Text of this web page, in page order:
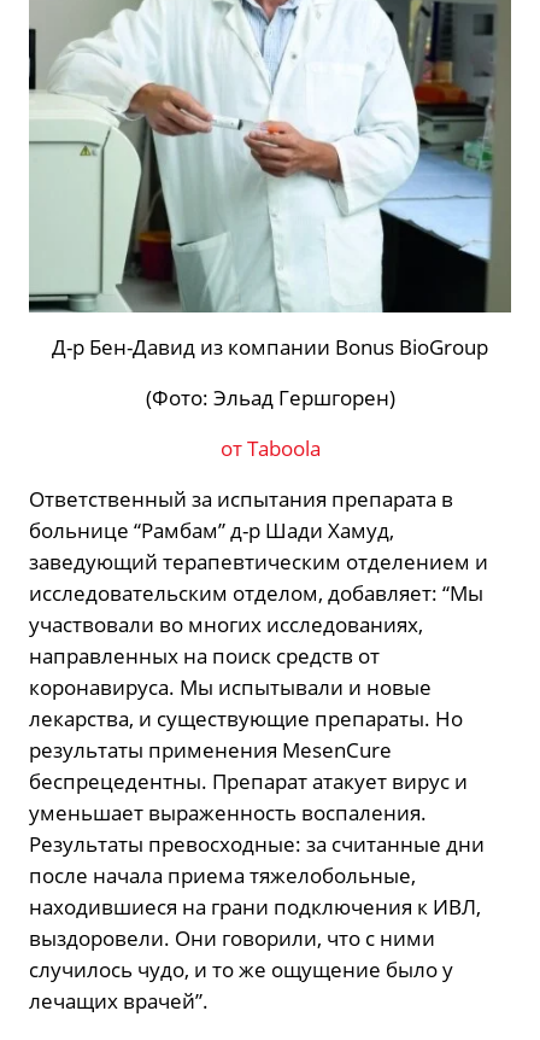
Д-р Бен-Давид из компании Bonus BioGroup
(Фото: Эльад Гершгорен)
от Taboola
Ответственный за испытания препарата в
больнице “Рамбам” д-р Шади Хамуд,
заведующий терапевтическим отделением и
исследовательским отделом, добавляет: “Мы
участвовали во многих исследованиях,
направленных на поиск средств от
коронавируса. Мы испытывали и новые
лекарства, и существующие препараты. Но
результаты применения MesenCure
беспрецедентны. Препарат атакует вирус и
уменьшает выраженность воспаления.
Результаты превосходные: за считанные дни
после начала приема тяжелобольные,
находившиеся на грани подключения к ИВЛ,
выздоровели. Они говорили, что с ними
случилось чудо, и то же ощущение было у
лечащих врачей”.